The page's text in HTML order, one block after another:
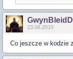
GwynBleidD
23.06.2010
Co jeszcze w kodzie